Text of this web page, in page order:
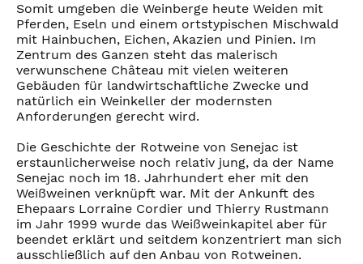
Somit umgeben die Weinberge heute Weiden mit
Pferden, Eseln und einem ortstypischen Mischwald
mit Hainbuchen, Eichen, Akazien und Pinien. Im
Zentrum des Ganzen steht das malerisch
verwunschene Château mit vielen weiteren
Gebäuden für landwirtschaftliche Zwecke und
natürlich ein Weinkeller der modernsten
Anforderungen gerecht wird.
Die Geschichte der Rotweine von Senejac ist
erstaunlicherweise noch relativ jung, da der Name
Senejac noch im 18. Jahrhundert eher mit den
Weißweinen verknüpft war. Mit der Ankunft des
Ehepaars Lorraine Cordier und Thierry Rustmann
im Jahr 1999 wurde das Weißweinkapitel aber für
beendet erklärt und seitdem konzentriert man sich
ausschließlich auf den Anbau von Rotweinen.